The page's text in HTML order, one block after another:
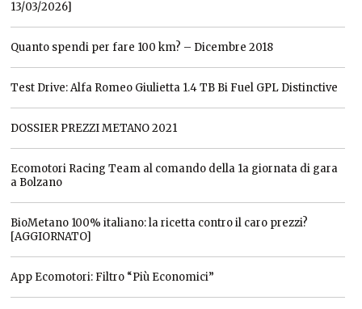
13/03/2026]
Quanto spendi per fare 100 km? – Dicembre 2018
Test Drive: Alfa Romeo Giulietta 1.4 TB Bi Fuel GPL Distinctive
DOSSIER PREZZI METANO 2021
Ecomotori Racing Team al comando della 1a giornata di gara
a Bolzano
BioMetano 100% italiano: la ricetta contro il caro prezzi?
[AGGIORNATO]
App Ecomotori: Filtro “Più Economici”